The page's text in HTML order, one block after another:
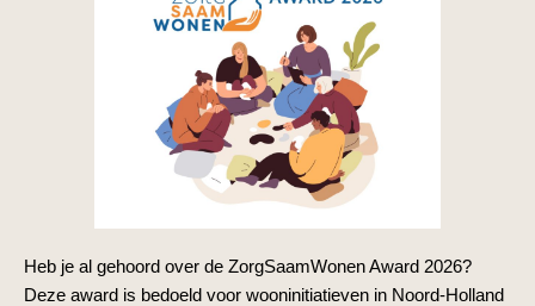
Heb je al gehoord over de ZorgSaamWonen Award 2026?
Deze award is bedoeld voor wooninitiatieven in Noord-Holland